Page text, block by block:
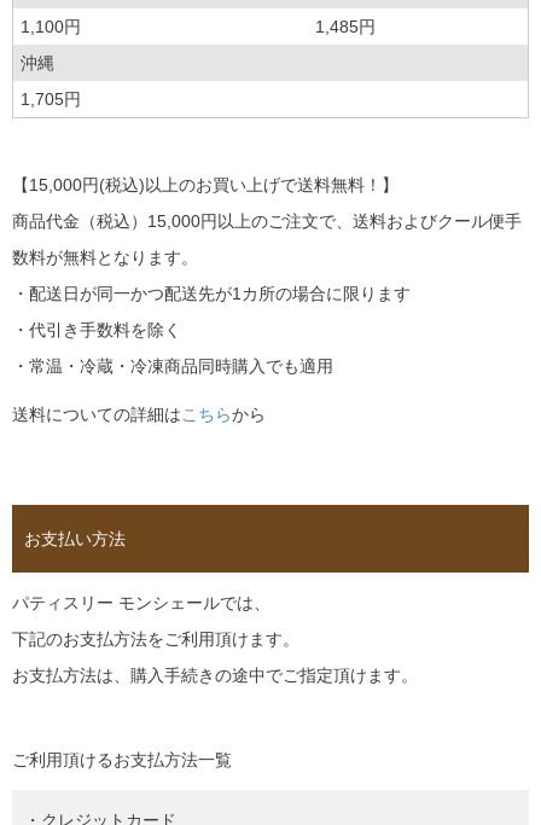
1,100円
1,485円
沖縄
1,705円
【15,000円(税込)以上のお買い上げで送料無料！】
商品代金（税込）15,000円以上のご注文で、送料およびクール便手
数料が無料となります。
・配送日が同一かつ配送先が1カ所の場合に限ります
・代引き手数料を除く
・常温・冷蔵・冷凍商品同時購入でも適用
送料についての詳細はこちらから
お支払い方法
パティスリー モンシェールでは、
下記のお支払方法をご利用頂けます。
お支払方法は、購入手続きの途中でご指定頂けます。
ご利用頂けるお支払方法一覧
・クレジットカード